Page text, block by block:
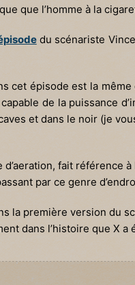
que l’homme à la
du scénariste
cet épisode est la
de la puissance
et dans le noir (je
fait référence à
par ce genre
la première version du
dans l’histoire que X a